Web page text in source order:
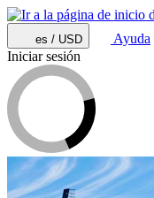
es / USD
Ayuda
Iniciar sesión